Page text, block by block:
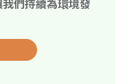
們持續為環境發